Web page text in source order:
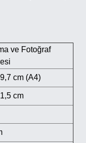
ve Fotoğraf
cm (A4)
cm